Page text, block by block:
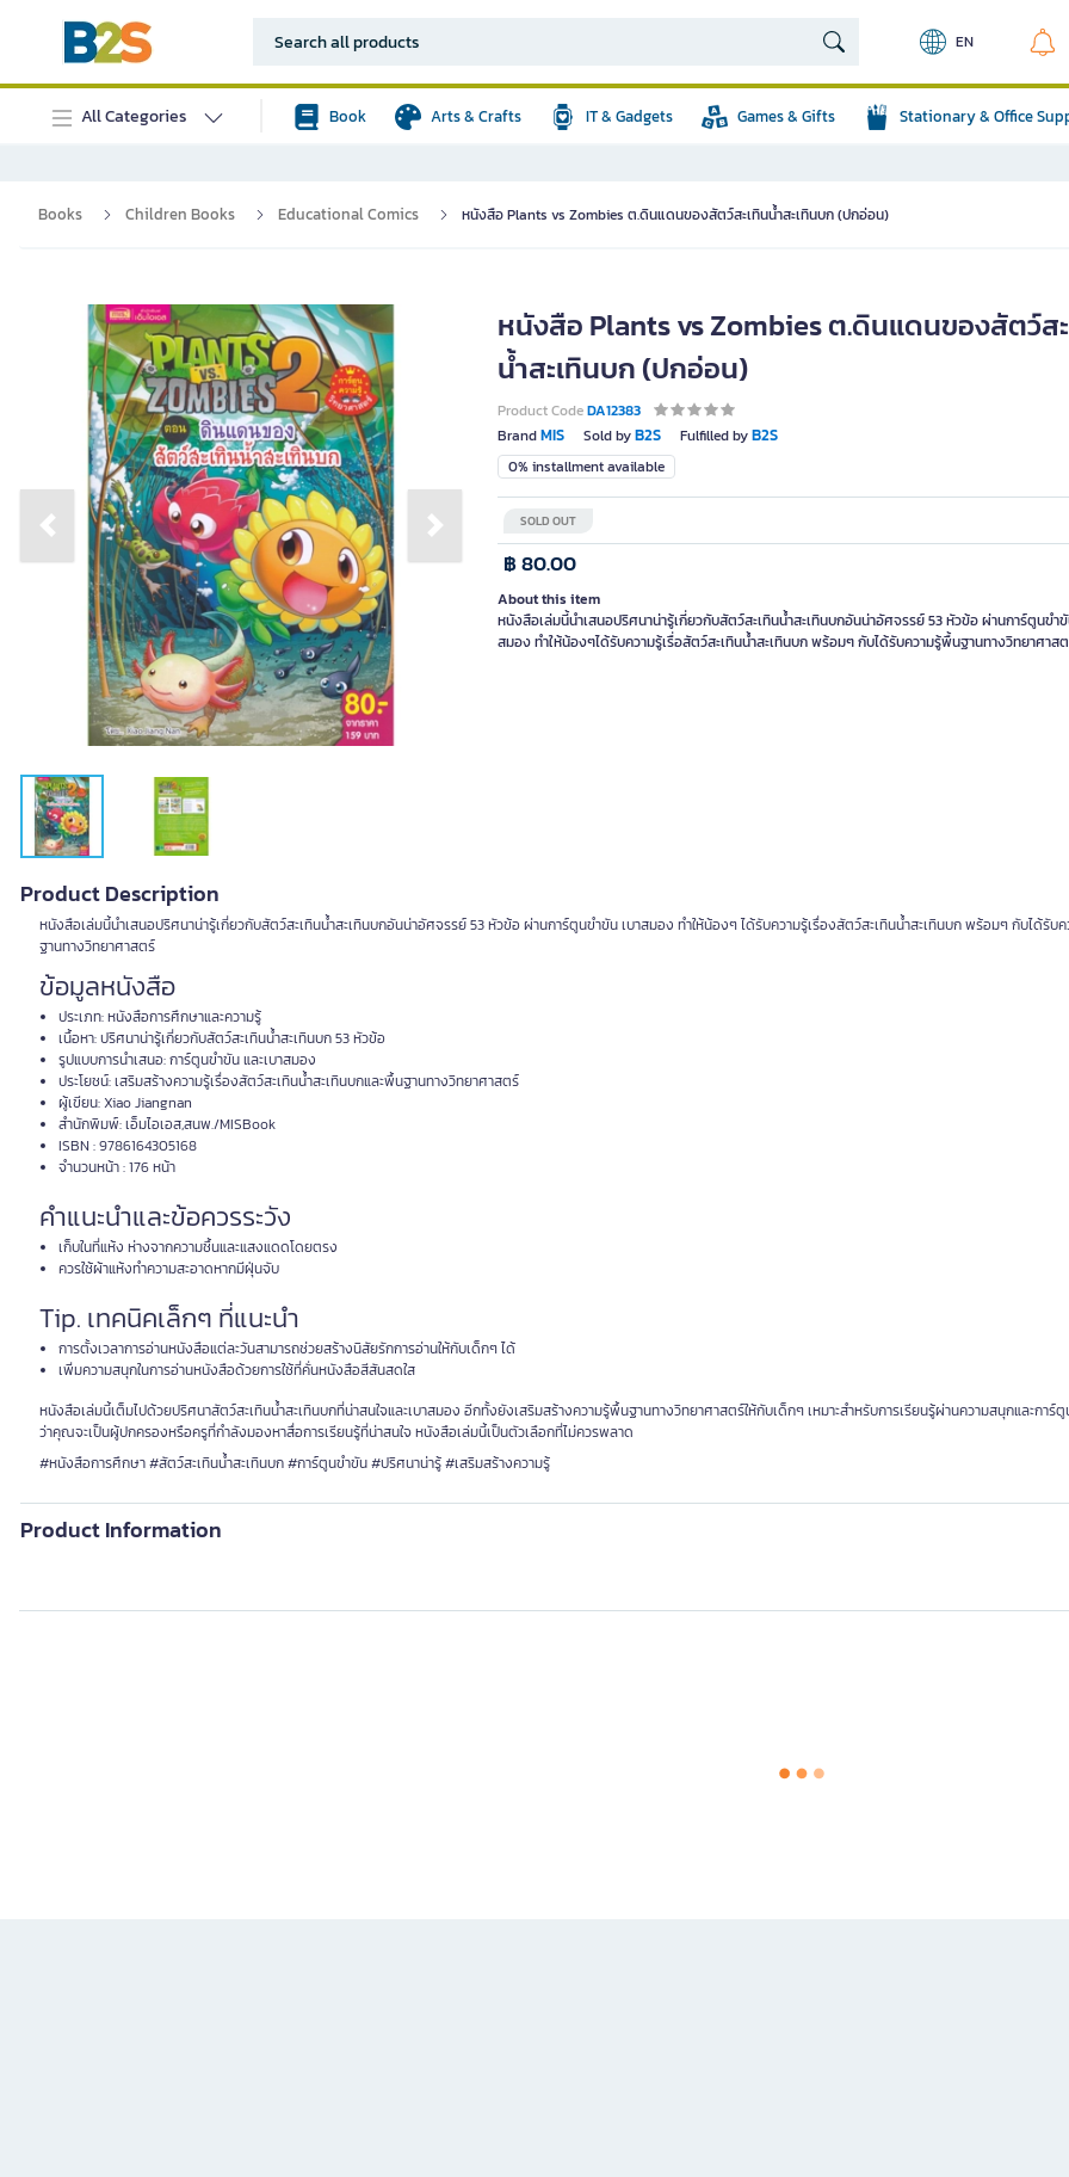
EN
All Categories Book Arts & Crafts IT & Gadgets Games & Gifts Stationary & Office
Books Children Books Educational Comics หนังสือ Plants vs Zombies ต.ดินแดนของสัตว์สะเทินน้ำสะเทินบก (ปกอ่อน)
Previous slide Next slide
หนังสือ Plants vs Zombies ต.ดินแดนของสัตว์ส
น้ำสะเทินบก (ปกอ่อน)
Product CodeDA12383
BrandMIS Sold byB2S Fulfilled byB2S
0% installment available
SOLD OUT
฿ 80.00
About this item
หนังสือเล่มนี้นำเสนอปริศนาน่ารู้เกี่ยวกับสัตว์สะเทินน้ำสะเทินบกอันน่าอัศจรรย์ 53 หัวข้อ ผ่านการ์ตูนขำขั
สมอง ทำให้น้องๆได้รับความรู้เรื่อสัตว์สะเทินน้ำสะเทินบก พร้อมๆ กับได้รับความรู้พื้นฐานทางวิทยาศาส
Product Description
หนังสือเล่มนี้นำเสนอปริศนาน่ารู้เกี่ยวกับสัตว์สะเทินน้ำสะเทินบกอันน่าอัศจรรย์ 53 หัวข้อ ผ่านการ์ตูนขำขัน เบาสมอง ทำให้น้องๆ ได้รับความรู้เรื่องสัตว์สะเทินน้ำสะเทินบก พร้อมๆ กับได้รับ
ฐานทางวิทยาศาสตร์
ข้อมูลหนังสือ
ประเภท: หนังสือการศึกษาและความรู้
เนื้อหา: ปริศนาน่ารู้เกี่ยวกับสัตว์สะเทินน้ำสะเทินบก 53 หัวข้อ
รูปแบบการนำเสนอ: การ์ตูนขำขัน และเบาสมอง
ประโยชน์: เสริมสร้างความรู้เรื่องสัตว์สะเทินน้ำสะเทินบกและพื้นฐานทางวิทยาศาสตร์
ผู้เขียน: Xiao Jiangnan
สำนักพิมพ์: เอ็มไอเอส,สนพ./MISBook
ISBN : 9786164305168
จำนวนหน้า : 176 หน้า
คำแนะนำและข้อควรระวัง
เก็บในที่แห้ง ห่างจากความชื้นและแสงแดดโดยตรง
ควรใช้ผ้าแห้งทำความสะอาดหากมีฝุ่นจับ
Tip. เทคนิคเล็กๆ ที่แนะนำ
การตั้งเวลาการอ่านหนังสือแต่ละวันสามารถช่วยสร้างนิสัยรักการอ่านให้กับเด็กๆ ได้
เพิ่มความสนุกในการอ่านหนังสือด้วยการใช้ที่คั่นหนังสือสีสันสดใส
หนังสือเล่มนี้เต็มไปด้วยปริศนาสัตว์สะเทินน้ำสะเทินบกที่น่าสนใจและเบาสมอง อีกทั้งยังเสริมสร้างความรู้พื้นฐานทางวิทยาศาสตร์ให้กับเด็กๆ เหมาะสำหรับการเรียนรู้ผ่านความสนุกและการ์
ว่าคุณจะเป็นผู้ปกครองหรือครูที่กำลังมองหาสื่อการเรียนรู้ที่น่าสนใจ หนังสือเล่มนี้เป็นตัวเลือกที่ไม่ควรพลาด
#หนังสือการศึกษา #สัตว์สะเทินน้ำสะเทินบก #การ์ตูนขำขัน #ปริศนาน่ารู้ #เสริมสร้างความรู้
Product Information